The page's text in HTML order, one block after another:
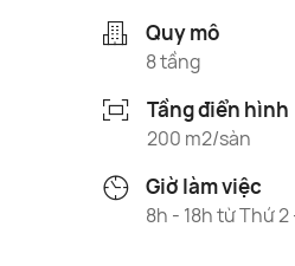
Quy mô
8 tầng
Tầng điển hình
200 m2/sàn
Giờ làm việc
8h - 18h từ Thứ